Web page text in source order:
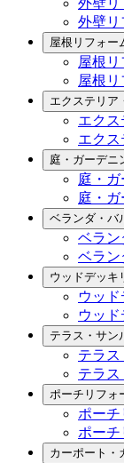
外壁リ
屋根リフォー
屋根
屋根
エクステリア
エク
エク
庭・ガーデニ
庭・
庭・
ベランダ・バ
ベラン
ベラン
ウッドデッキ
ウッ
ウッ
テラス・サン
テラ
テラ
ポーチリフォ
ポー
ポーチ
カーポート・